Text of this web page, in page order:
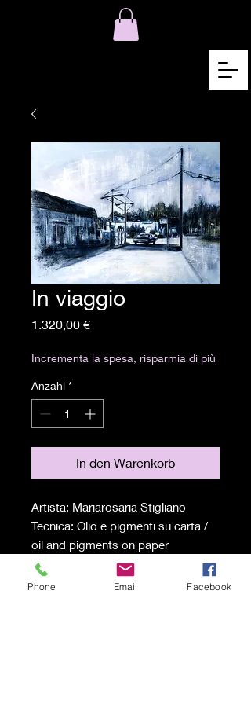
In viaggio
1.320,00 €Preis
Incrementa la spesa, risparmia di più
Anzahl *
In den Warenkorb
Artista: Mariarosaria Stigliano
Tecnica: Olio e pigmenti su carta /
oil and pigments on paper
Misure: 56x76 cm
Anno: 2024
Phone Email Facebook